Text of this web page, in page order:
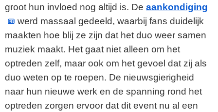
groot hun invloed nog altijd is. De aankondiging
werd massaal gedeeld, waarbij fans duidelijk
maakten hoe blij ze zijn dat het duo weer samen
muziek maakt. Het gaat niet alleen om het
optreden zelf, maar ook om het gevoel dat zij als
duo weten op te roepen. De nieuwsgierigheid
naar hun nieuwe werk en de spanning rond het
optreden zorgen ervoor dat dit event nu al een